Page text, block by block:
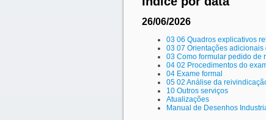
26/06/2026
03 06 Quadros explicativos
03 07 Orientações
03 Como formular pedido de
04 02 Procedimentos do
04 Exame formal
05 02 Análise da
10 Outros serviços
Atualizações
Manual de Desenhos